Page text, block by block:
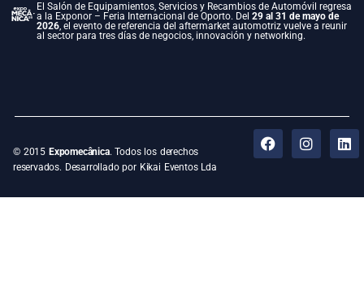
El Salón de Equipamientos, Servicios y Recambios de Automóvil regresa
a la Exponor – Feria Internacional de Oporto. Del 29 al 31 de mayo de
2026, el evento de referencia del aftermarket automotriz vuelve a reunir
al sector para tres días de negocios, innovación y networking.
© 2015 Expomecânica. Todos los derechos
reservados. Desarrollado por Kikai Eventos Lda